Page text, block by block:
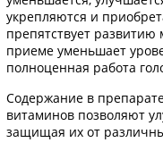
укрепляются и
препятствует
приеме уменьшает
полноценная работа
Содержание в
витаминов позволяют
защищая их от